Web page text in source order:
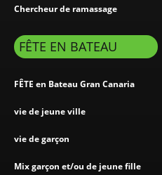
Chercheur de ramassage
FÊTE EN BATEAU
FÊTE en Bateau Gran Canaria
vie de jeune ville
vie de garçon
Mix garçon et/ou de jeune fille